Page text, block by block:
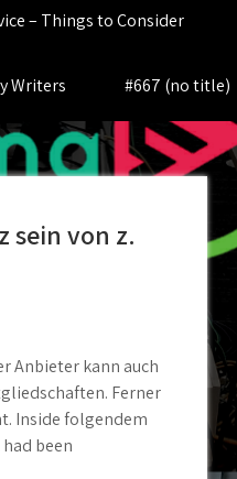
– Things to Consider
Writers #667 (no title)
sein von z.
Anbieter kann auch
Ferner
Inside folgendem
been